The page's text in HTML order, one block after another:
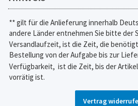
** gilt für die Anlieferung innerhalb
andere Länder entnehmen Sie bitte der
Versandlaufzeit, ist die Zeit, die
Bestellung von der Aufgabe bis zur
Verfügbarkeit, ist die Zeit, bis der
vorrätig ist.
Vertrag